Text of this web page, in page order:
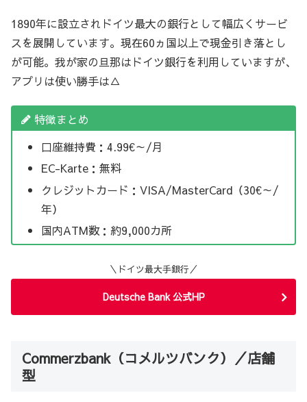
1890年に設立されドイツ最大の銀行として幅広くサービ
スを展開しています。現在60ヵ国以上で現金引き落とし
が可能。我が家の旦那はドイツ銀行を利用していますが、
アプリは使い勝手は△
特徴まとめ
口座維持費：4.99€～/月
EC-Karte：無料
クレジットカード：VISA/MasterCard（30€～/
年）
国内ATM数：約9,000カ所
＼ドイツ最大手銀行／
Deutsche Bank 公式HP
Commerzbank（コメルツバンク）／店舗
型